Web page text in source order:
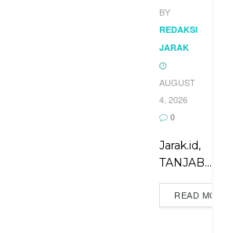
BY
REDAKSI
JARAK
AUGUST
4, 2026
0
Jarak.id,
TANJAB...
READ MORE